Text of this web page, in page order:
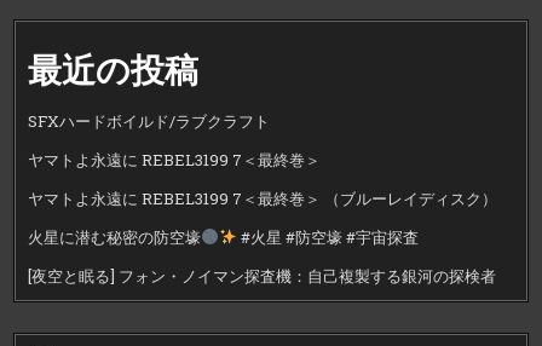
最近の投稿
SFXハードボイルド/ラブクラフト
ヤマトよ永遠に REBEL3199 7＜最終巻＞
ヤマトよ永遠に REBEL3199 7＜最終巻＞ （ブルーレイディスク）
火星に潜む秘密の防空壕
#火星 #防空壕 #宇宙探査
[夜空と眠る] フォン・ノイマン探査機：自己複製する銀河の探検者